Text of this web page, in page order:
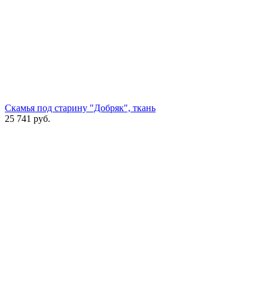
Скамья под старину "Добряк", ткань
25 741 руб.